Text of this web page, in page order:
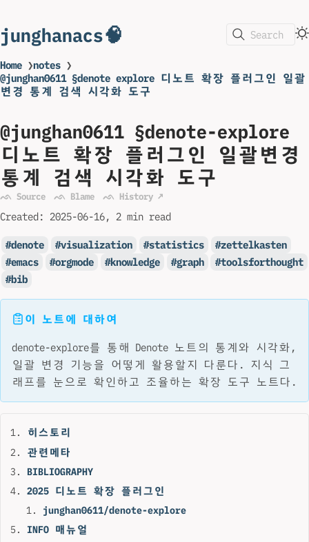
junghanacs🧠 Search
Home ❯notes ❯
@junghan0611 §denote explore 디노트 확장 플러그인 일괄
변경 통계 검색 시각화 도구
@junghan0611 §denote-explore
디노트 확장 플러그인 일괄변경
통계 검색 시각화 도구
ᨒ Source ᨒ Blame ᨒ History ↗
Created: 2025-06-16 2 min read
denote visualization statistics
zettelkasten
emacs
orgmode knowledge graph
toolsforthought
bib
이 노트에 대하여
denote-explore를 통해 Denote 노트의 통계와 시각화,
일괄 변경 기능을 어떻게 활용할지 다룬다. 지식 그
래프를 눈으로 확인하고 조율하는 확장 도구 노트다.
히스토리
관련메타
BIBLIOGRAPHY
2025 디노트 확장 플러그인
junghan0611/denote-explore
INFO 매뉴얼